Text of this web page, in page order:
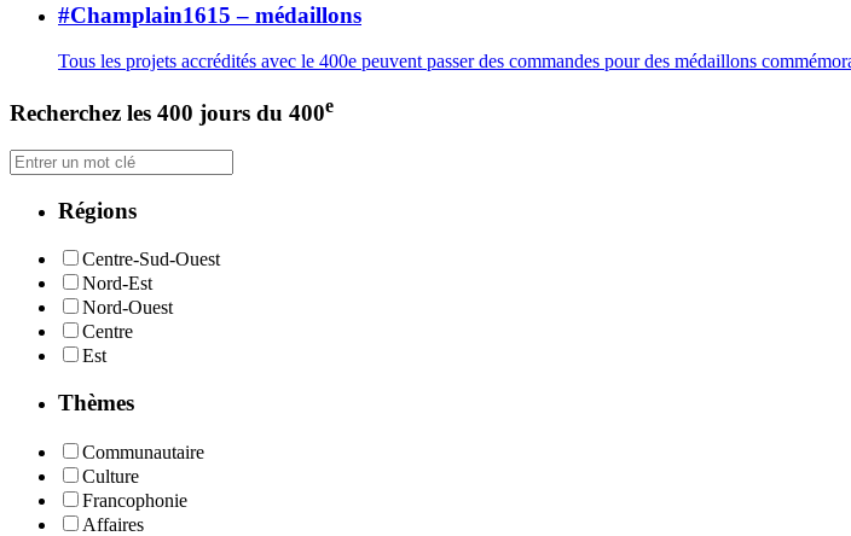
#Champlain1615 – médaillons
Tous les projets accrédités avec le 400e peuvent passer des commandes pour des médaillons
Recherchez les 400 jours du 400e
Régions
Centre-Sud-Ouest
Nord-Est
Nord-Ouest
Centre
Est
Thèmes
Communautaire
Culture
Francophonie
Affaires